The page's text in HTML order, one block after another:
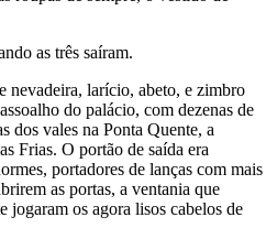
as três saíram.
nevadeira, larício, abeto, e zimbro
do palácio, com dezenas de
dos vales na Ponta Quente, a
Frias. O portão de saída era
portadores de lanças com mais
as portas, a ventania que
jogaram os agora lisos cabelos de